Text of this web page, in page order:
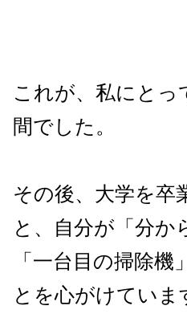
これが、私にとっ
間でした。
その後、大学を卒
と、自分が「分か
「一台目の掃除
とを心がけていま